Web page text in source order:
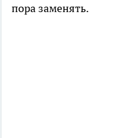
пора заменять.